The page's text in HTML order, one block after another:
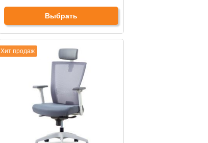
Выбрать
Хит продаж